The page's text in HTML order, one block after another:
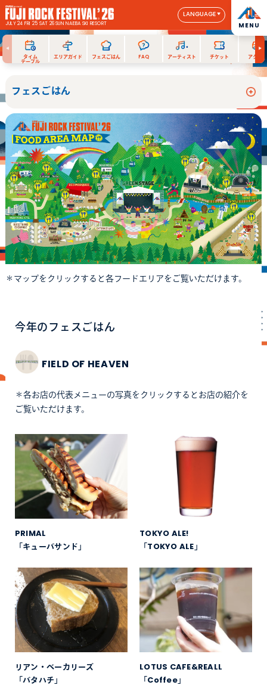
JULY 24 FRI 25 SAT 26 SUNNAEBA SKI RESORT
LANGUAGE
MENU
タイム
テーブル
エリアガイド フェスごはん FAQ アーティスト チケット アクセス
フェスごはん
＊マップをクリックすると各フードエリアをご覧いただけます。
今年のフェスごはん
FIELD OF HEAVEN
＊各お店の代表メニューの写真をクリックするとお店の紹介を
ご覧いただけます。
PRIMAL
「キューバサンド」
TOKYO ALE!
「TOKYO ALE」
リアン・ベーカリーズ
「バタハチ」
LOTUS CAFE&REALL
「Coffee」